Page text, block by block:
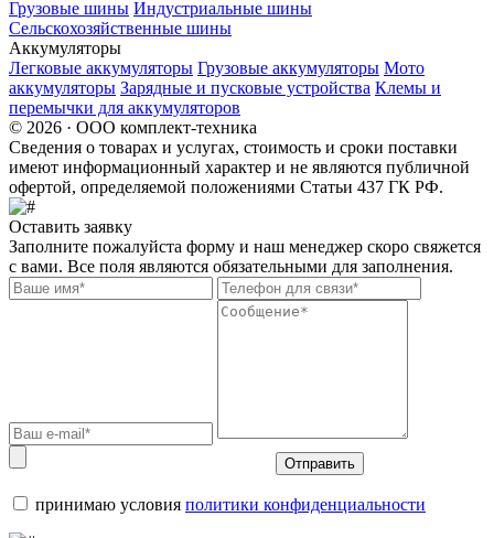
Грузовые шины Индустриальные шины
Сельскохозяйственные шины
Аккумуляторы
Легковые аккумуляторы Грузовые аккумуляторы Мото
аккумуляторы Зарядные и пусковые устройства Клемы и
перемычки для аккумуляторов
© 2026 · ООО комплект-техника
Сведения о товарах и услугах, стоимость и сроки поставки
имеют информационный характер и не являются публичной
офертой, определяемой положениями Статьи 437 ГК РФ.
Оставить заявку
Заполните пожалуйста форму и наш менеджер скоро свяжется
с вами. Все поля являются обязательными для заполнения.
Отправить
принимаю условия политики конфиденциальности